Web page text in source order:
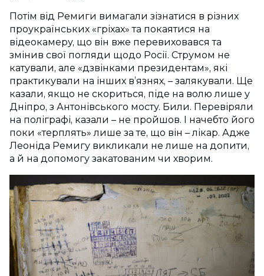
Потім від Ремиги вимагали зізнатися в різних
проукраїнських «гріхах» та покаятися на
відеокамеру, що він вже перевиховався та
змінив свої погляди щодо Росії. Струмом не
катували, але «дзвінками президентам», які
практикували на інших в’язнях, – залякували. Ще
казали, якщо не скориться, піде на волю лише у
Дніпро, з Антонівського мосту. Били. Перевіряли
на поліграфі, казали – не пройшов. І начебто його
поки «терплять» лише за те, що він – лікар. Адже
Леоніда Ремигу викликали не лише на допити,
а й на допомогу закатованим чи хворим.